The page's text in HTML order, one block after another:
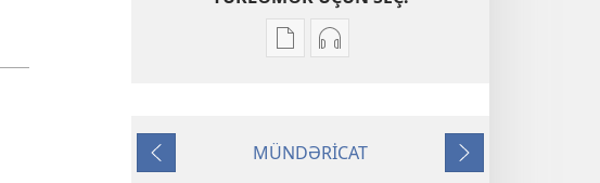
Nəşrləri
Müqəddəs
Audioyazıları
Müqəddəs
Əvvəlki
MÜNDƏRİCAT
Növbəti